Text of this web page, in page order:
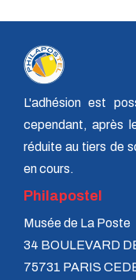
L'adhésion est
cependant, après
réduite au tiers de
en cours.
Philapostel
Musée de La Poste
34 BOULEVARD
75731 PARIS